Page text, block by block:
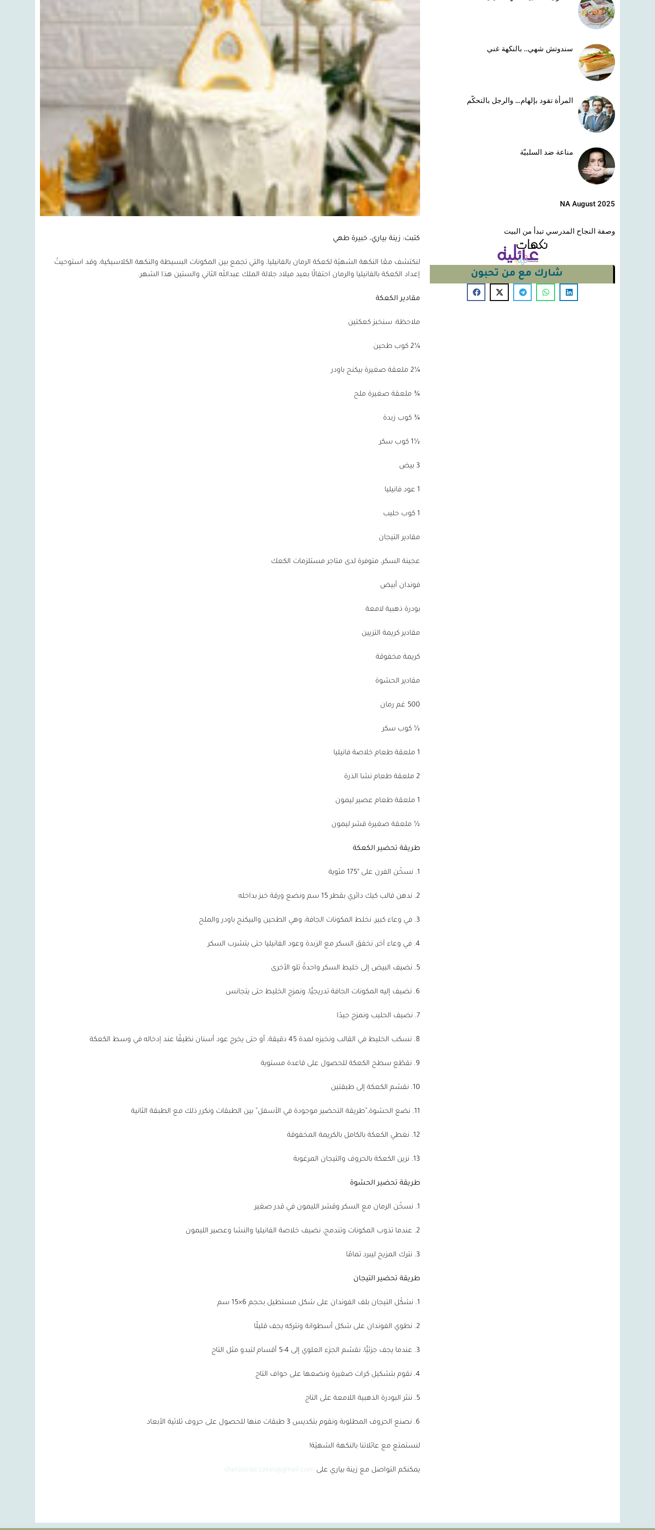
سندوتش شهي.. بالنكهة غني
المرأة تقود بإلهام… والرجل بالتحكّم
مناعة ضد السلبيّة
NA August 2025
وصفة النجاح المدرسي تبدأ من البيت
شارك مع من تحبون
كتبت: زينة بياري، خبيرة طهي
لنكتشف معًا النكهة الشهيّة لكعكة الرمان بالفانيليا، والتي تجمع بين المكونات البسيطة والنكهة الكلاسيكية، وقد استوحيتُ
إعداد الكعكة بالفانيليا والرمان احتفالًا بعيد ميلاد جلالة الملك عبدالله الثاني والستين هذا الشهر.
مقادير الكعكة
ملاحظة: سنخبز كعكتين
¼2 كوب طحين
¼2 ملعقة صغيرة بيكنج باودر
¾ ملعقة صغيرة ملح
¾ كوب زبدة
½1 كوب سكر
3 بيض
1 عود فانيليا
1 كوب حليب
مقادير التيجان
عجينة السكر، متوفرة لدى متاجر مستلزمات الكعك
فوندان أبيض
بودرة ذهبية لامعة
مقادير كريمة التزيين
كريمة مخفوقة
مقادير الحشوة
500 غم رمان
½ كوب سكر
1 ملعقة طعام خلاصة فانيليا
2 ملعقة طعام نشا الذرة
1 ملعقة طعام عصير ليمون
½ ملعقة صغيرة قشر ليمون
طريقة تحضير الكعكة
1. نسخّن الفرن على °175 مئوية
2. ندهن قالب كيك دائري بقطر 15 سم ونضع ورقة خبز بداخله
3. في وعاء كبير، نخلط المكونات الجافة، وهي الطحين والبيكنج باودر والملح
4. في وعاء آخر، نخفق السكر مع الزبدة وعود الفانيليا حتى يتشرب السكر
5. نضيف البيض إلى خليط السكر واحدةً تلو الأخرى
6. نضيف إليه المكونات الجافة تدريجيًّا، ونمزج الخليط حتى يتجانس
7. نضيف الحليب ونمزج جيدًا
8. نسكب الخليط في القالب ونخبزه لمدة 45 دقيقة، أو حتى يخرج عود أسنان نظيفًا عند إدخاله في وسط الكعكة
9. نقطّع سطح الكعكة للحصول على قاعدة مستوية
10. نقسّم الكعكة إلى طبقتين
11. نضع الحشوة،”طريقة التحضير موجودة في الأسفل” بين الطبقات ونكرر ذلك مع الطبقة الثانية
12. نغطي الكعكة بالكامل بالكريمة المخفوقة
13. نزين الكعكة بالحروف والتيجان المرغوبة
طريقة تحضير الحشوة
1. نسخّن الرمان مع السكر وقشر الليمون في قدر صغير
2. عندما تذوب المكونات وتندمج، نضيف خلاصة الفانيليا والنشا وعصير الليمون
3. نترك المزيج ليبرد تمامًا
طريقة تحضير التيجان
1. نشكّل التيجان بلف الفوندان على شكل مستطيل بحجم 6×15 سم
2. نطوي الفوندان على شكل أسطوانة ونتركه يجف قليلًا
3. عندما يجف جزئيًّا، نقسّم الجزء العلوي إلى 4-5 أقسام لتبدو مثل التاج
4. نقوم بتشكيل كرات صغيرة ونضعها على حواف التاج
5. ننثر البودرة الذهبية اللامعة على التاج
6. نصنع الحروف المطلوبة ونقوم بتكديس 3 طبقات منها للحصول على حروف ثلاثية الأبعاد
لنستمتع مع عائلاتنا بالنكهة الشهيّة!
يمكنكم التواصل مع زينة بياري على chefzainaz.cakes@gmail.com